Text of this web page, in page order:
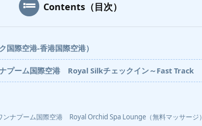
Contents（目次）
国際空港-香港国際空港）
プーム国際空港 Royal Silkチェックイン～Fast Track
ンナプーム国際空港 Royal Orchid Spa Lounge（無料マッサージ）